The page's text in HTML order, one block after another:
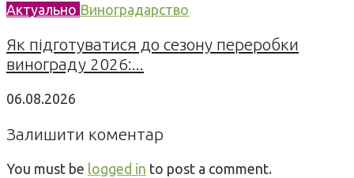
Актуально Виноградарство
Як підготуватися до сезону переробки
винограду 2026:...
06.08.2026
Залишити коментар
You must be logged in to post a comment.